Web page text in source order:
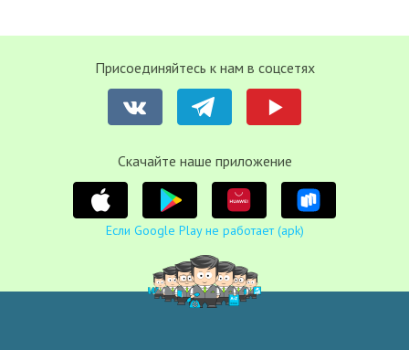
Присоединяйтесь к нам в соцсетях
Cкачайте наше приложение
Если Google Play не работает (apk)